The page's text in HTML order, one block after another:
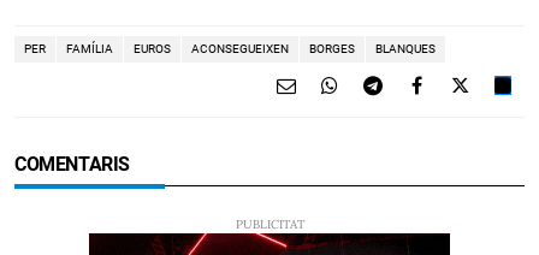
PER FAMÍLIA EUROS ACONSEGUEIXEN BORGES BLANQUES
COMENTARIS